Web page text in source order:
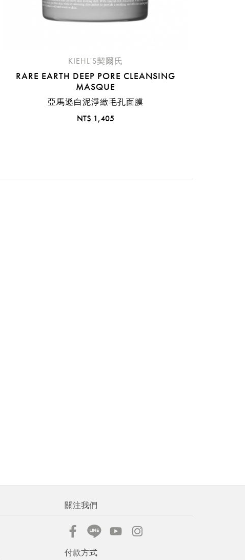
KIEHL'S契爾氏
RARE EARTH DEEP PORE CLEANSING
MASQUE
亞馬遜白泥淨緻毛孔面膜
NT$ 1,405
關注我們
付款方式